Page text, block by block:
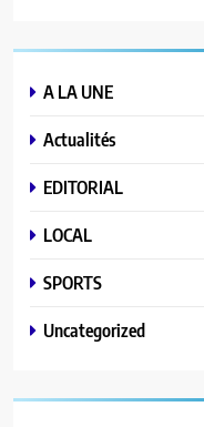
A LA UNE
Actualités
EDITORIAL
LOCAL
SPORTS
Uncategorized